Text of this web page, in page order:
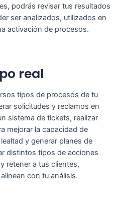
podrás revisar tus resultados
ser analizados, utilizados en
activación de procesos.
real
tipos de procesos de tu
solicitudes y reclamos en
sistema de tickets, realizar
mejorar la capacidad de
y generar planes de
distintos tipos de acciones
retener a tus clientes,
con tu análisis.